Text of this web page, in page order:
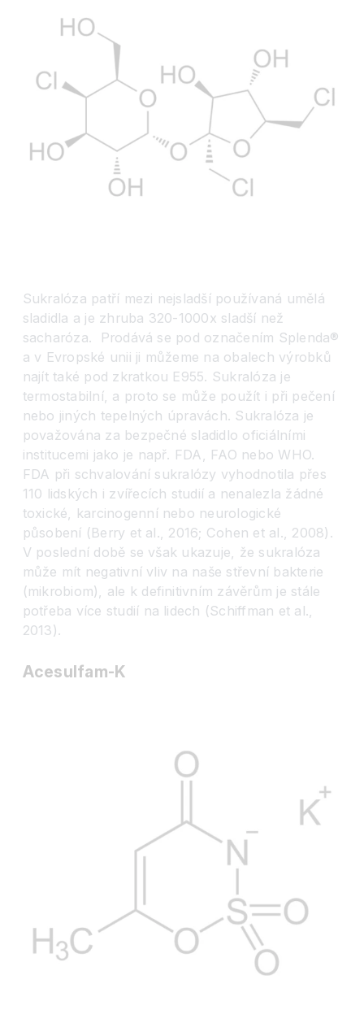
Sukralóza patří mezi nejsladší používaná umělá
sladidla a je zhruba 320-1000x sladší než
sacharóza. Prodává se pod označením Splenda®
a v Evropské unii ji můžeme na obalech výrobků
najít také pod zkratkou E955. Sukralóza je
termostabilní, a proto se může použít i při pečení
nebo jiných tepelných úpravách. Sukralóza je
považována za bezpečné sladidlo oficiálními
institucemi jako je např. FDA, FAO nebo WHO.
FDA při schvalování sukralózy vyhodnotila přes
110 lidských i zvířecích studií a nenalezla žádné
toxické, karcinogenní nebo neurologické
působení (Berry et al., 2016; Cohen et al., 2008).
V poslední době se však ukazuje, že sukralóza
může mít negativní vliv na naše střevní bakterie
(mikrobiom), ale k definitivním závěrům je stále
potřeba více studií na lidech (Schiffman et al.,
2013).
Acesulfam-K